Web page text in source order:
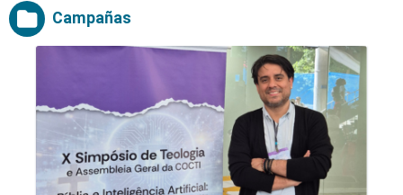
Campañas